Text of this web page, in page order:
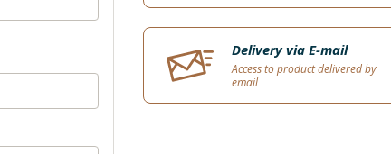
Delivery via E-mail
Access to product delivered by
email